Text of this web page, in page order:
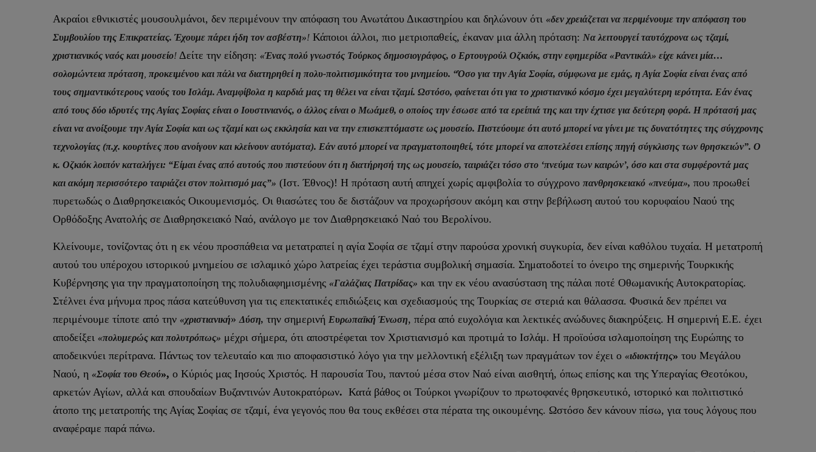
Ακραίοι εθνικιστές μουσουλμάνοι, δεν περιμένουν την απόφαση του Ανωτάτου Δικαστηρίου και δηλώνουν ότι «δεν χρειάζεται να περιμένουμε την απόφαση του
Συμβουλίου της Επικρατείας. Έχουμε πάρει ήδη τον ασβέστη»! Κάποιοι άλλοι, πιο μετριοπαθείς, έκαναν μια άλλη πρόταση: Να λειτουργεί ταυτόχρονα ως τζαμί,
χριστιανικός ναός και μουσείο! Δείτε την είδηση: «Ένας πολύ γνωστός Τούρκος δημοσιογράφος, ο Ερτουγρούλ Οζκιόκ, στην εφημερίδα «Ραντικάλ» είχε κάνει μία…
σολομώντεια πρόταση προκειμένου και πάλι να διατηρηθεί η πολυ-πολιτισμικότητα του μνημείου. “Όσο για την Αγία Σοφία, σύμφωνα με εμάς, η Αγία Σοφία είναι ένας από
τους σημαντικότερους ναούς του Ισλάμ. Αναμφίβολα η καρδιά μας τη θέλει να είναι τζαμί. Ωστόσο, φαίνεται ότι για το χριστιανικό κόσμο έχει μεγαλύτερη ιερότητα. Εάν ένας
από τους δύο ιδρυτές της Αγίας Σοφίας είναι ο Ιουστινιανός, ο άλλος είναι ο Μωάμεθ, ο οποίος την έσωσε από τα ερείπιά της και την έχτισε για δεύτερη φορά. Η πρότασή μας
είναι να ανοίξουμε την Αγία Σοφία και ως τζαμί και ως εκκλησία και να την επισκεπτόμαστε ως μουσείο. Πιστεύουμε ότι αυτό μπορεί να γίνει με τις δυνατότητες της σύγχρονης
τεχνολογίας (π.χ. κουρτίνες που ανοίγουν και κλείνουν αυτόματα). Εάν αυτό μπορεί να πραγματοποιηθεί, τότε μπορεί να αποτελέσει επίσης πηγή σύγκλισης των θρησκειών”. Ο
κ. Οζκιόκ λοιπόν καταλήγει: “Είμαι ένας από αυτούς που πιστεύουν ότι η διατήρησή της ως μουσείο, ταιριάζει τόσο στο ‘πνεύμα των καιρών’, όσο και στα συμφέροντά μας
και ακόμη περισσότερο ταιριάζει στον πολιτισμό μας”» (Ιστ. Έθνος)! Η πρόταση αυτή απηχεί χωρίς αμφιβολία το σύγχρονο πανθρησκειακό «πνεύμα», που προωθεί
πυρετωδώς ο Διαθρησκειακός Οικουμενισμός. Οι θιασώτες του δε διστάζουν να προχωρήσουν ακόμη και στην βεβήλωση αυτού του κορυφαίου Ναού της
Ορθόδοξης Ανατολής σε Διαθρησκειακό Ναό, ανάλογο με τον Διαθρησκειακό Ναό του Βερολίνου.
Κλείνουμε, τονίζοντας ότι η εκ νέου προσπάθεια να μετατραπεί η αγία Σοφία σε τζαμί στην παρούσα χρονική συγκυρία, δεν είναι καθόλου τυχαία. Η μετατροπή
αυτού του υπέροχου ιστορικού μνημείου σε ισλαμικό χώρο λατρείας έχει τεράστια συμβολική σημασία. Σηματοδοτεί το όνειρο της σημερινής Τουρκικής
Κυβέρνησης για την πραγματοποίηση της πολυδιαφημισμένης «Γαλάζιας Πατρίδας» και την εκ νέου ανασύσταση της πάλαι ποτέ Οθωμανικής Αυτοκρατορίας.
Στέλνει ένα μήνυμα προς πάσα κατεύθυνση για τις επεκτατικές επιδιώξεις και σχεδιασμούς της Τουρκίας σε στεριά και θάλασσα. Φυσικά δεν πρέπει να
περιμένουμε τίποτε από την «χριστιανική»Δύση, την σημερινή Ευρωπαϊκή Ένωση, πέρα από ευχολόγια και λεκτικές ανώδυνες διακηρύξεις. Η σημερινή Ε.Ε. έχει
αποδείξει «πολυμερώς και πολυτρόπως» μέχρι σήμερα, ότι αποστρέφεται τον Χριστιανισμό και προτιμά το Ισλάμ. Η προϊούσα ισλαμοποίηση της Ευρώπης το
αποδεικνύει περίτρανα. Πάντως τον τελευταίο και πιο αποφασιστικό λόγο για την μελλοντική εξέλιξη των πραγμάτων τον έχει ο «ιδιοκτήτης» του Μεγάλου
Ναού, η «Σοφία του Θεού», ο Κύριός μας Ιησούς Χριστός. Η παρουσία Του, παντού μέσα στον Ναό είναι αισθητή, όπως επίσης και της Υπεραγίας Θεοτόκου,
αρκετών Αγίων, αλλά και σπουδαίων Βυζαντινών Αυτοκρατόρων. Κατά βάθος οι Τούρκοι γνωρίζουν το πρωτοφανές θρησκευτικό, ιστορικό και πολιτιστικό
άτοπο της μετατροπής της Αγίας Σοφίας σε τζαμί, ένα γεγονός που θα τους εκθέσει στα πέρατα της οικουμένης. Ωστόσο δεν κάνουν πίσω, για τους λόγους που
αναφέραμε παρά πάνω.